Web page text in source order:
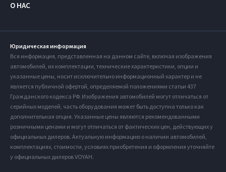
О НАС
Юридическая информация
Вся информация, представленная на данном сайте, включая изображения
автомобилей, их комплектации, технические характеристики, опции и
указанные цены, носит исключительно информационный характер и не
является публичной офертой, определяемой положениями статьи 437
Гражданского кодекса РФ. Изображения автомобилей могут отличаться от
серийных моделей, часть оборудования может быть доступна только как
дополнительная опция. Указанные цены являются рекомендованными
розничными ценами и могут отличаться от фактических цен, действующих у
официальных дилеров. Актуальную информацию о наличии автомобилей,
комплектациях, стоимости, условиях приобретения и оформления уточняйте
у официальных дилеров VOYAH.